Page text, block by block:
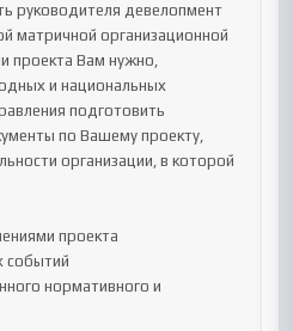
руководителя девелопмент
матричной организационной
проекта Вам нужно,
и национальных
подготовить
по Вашему проекту,
организации, в которой